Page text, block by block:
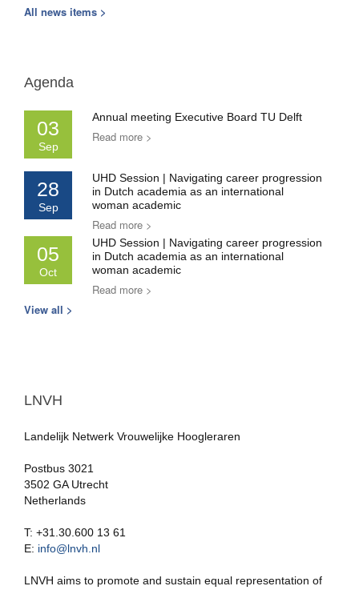
All news items >
Agenda
03
Sep
Annual meeting Executive Board TU Delft
Read more >
28
Sep
UHD Session | Navigating career progression
in Dutch academia as an international
woman academic
Read more >
05
Oct
UHD Session | Navigating career progression
in Dutch academia as an international
woman academic
Read more >
View all >
LNVH
Landelijk Netwerk Vrouwelijke Hoogleraren
Postbus 3021
3502 GA Utrecht
Netherlands
T: +31.30.600 13 61
E: info@lnvh.nl
LNVH aims to promote and sustain equal representation of